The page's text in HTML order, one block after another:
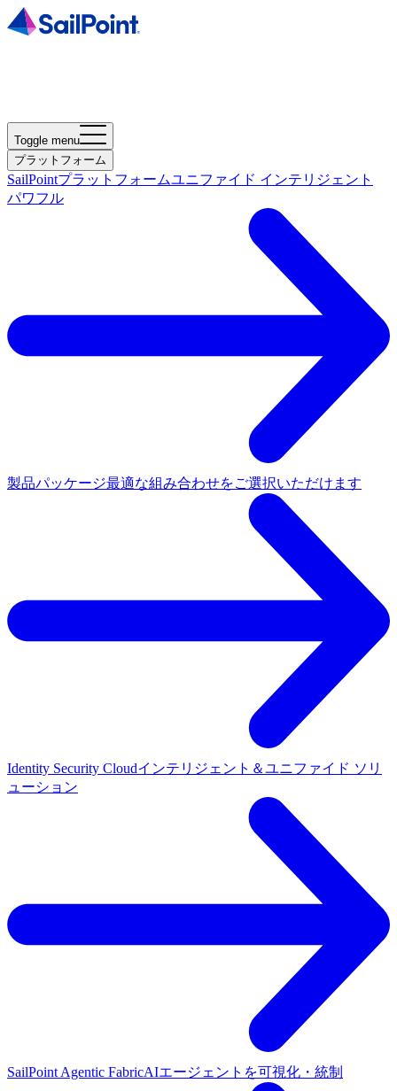
Toggle menu
プラットフォーム
SailPointプラットフォームユニファイド インテリジェント
パワフル
製品パッケージ最適な組み合わせをご選択いただけます
Identity Security Cloudインテリジェント＆ユニファイド ソリ
ューション
SailPoint Agentic FabricAIエージェントを可視化・統制